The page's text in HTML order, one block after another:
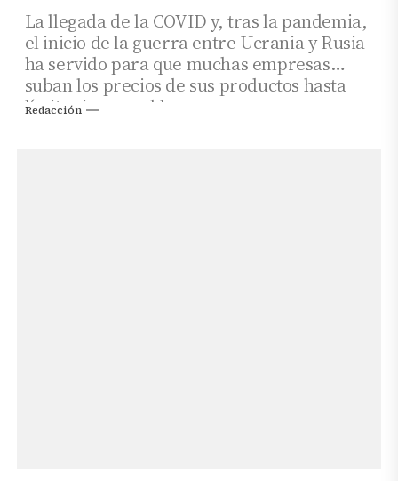
La llegada de la COVID y, tras la pandemia,
el inicio de la guerra entre Ucrania y Rusia
ha servido para que muchas empresas
suban los precios de sus productos hasta
límites impensables.
Redacción